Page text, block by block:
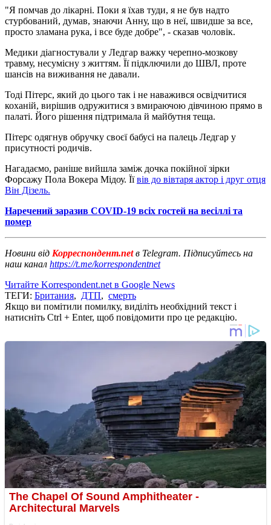
"Я помчав до лікарні. Поки я їхав туди, я не був надто
стурбований, думав, знаючи Анну, що в неї, швидше за все,
просто зламана рука, і все буде добре", - сказав чоловік.
Медики діагностували у Ледгар важку черепно-мозкову
травму, несумісну з життям. Її підключили до ШВЛ, проте
шансів на виживання не давали.
Тоді Пітерс, який до цього так і не наважився освідчитися
коханій, вирішив одружитися з вмираючою дівчиною прямо в
палаті. Його рішення підтримала й майбутня теща.
Пітерс одягнув обручку своєї бабусі на палець Ледгар у
присутності родичів.
Нагадаємо, раніше вийшла заміж дочка покійної зірки
Форсажу Пола Вокера Мідоу. Їївів до вівтаря актор і друг отця
Він Дізель.
Наречений заразив COVID-19 всіх гостей на весіллі та
помер
Новини від Корреспондент.netв Telegram. Підписуйтесь на
наш канал https://t.me/korrespondentnet
Читайте Korrespondent.net в Google News
ТЕГИ: Британия, ДТП, смерть
Якщо ви помітили помилку, виділіть необхідний текст і
натисніть Ctrl + Enter, щоб повідомити про це редакцію.